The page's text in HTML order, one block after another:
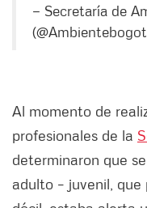
— Secretaría de
Al momento de
profesionales de la
determinaron que
adulto – juvenil,